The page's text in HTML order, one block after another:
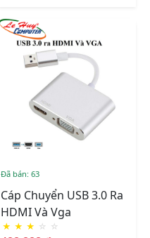
Đã bán: 63
Cáp Chuyển USB 3.0 Ra
HDMI Và Vga
★ ★ ★ ☆ ☆